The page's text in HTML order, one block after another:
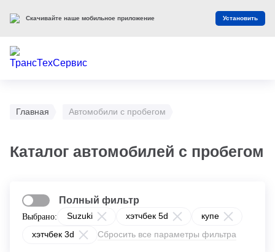
Главная Автомобили с пробегом
Каталог автомобилей с пробегом
Выбрано: Suzuki хэтчбек 5d
купе
хэтчбек 3d
Сбросить все параметры фильтра
Полный фильтр
Скачивайте наше мобильное приложение Установить